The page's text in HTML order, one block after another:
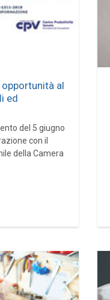
opportunità al
ed
del 5 giugno
con il
della Camera